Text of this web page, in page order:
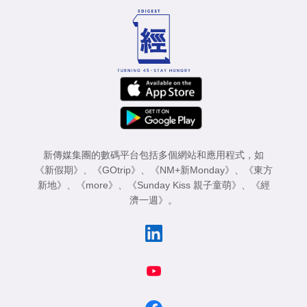
新傳媒集團的數碼平台包括多個網站和應用程式，如
《新假期》 、 《GOtrip》 、 《NM+新Monday》 、
《東方
新地》 、 《more》 、 《Sunday Kiss 親子童萌》 、
《經
濟一週》 。